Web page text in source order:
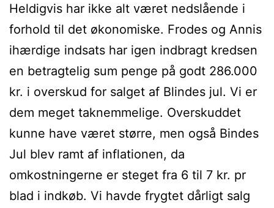
Heldigvis har ikke alt været nedslående i
forhold til det økonomiske. Frodes og Annis
ihærdige indsats har igen indbragt kredsen
en betragtelig sum penge på godt 286.000
kr. i overskud for salget af Blindes jul. Vi er
dem meget taknemmelige. Overskuddet
kunne have været større, men også Bindes
Jul blev ramt af inflationen, da
omkostningerne er steget fra 6 til 7 kr. pr
blad i indkøb. Vi havde frygtet dårligt salg